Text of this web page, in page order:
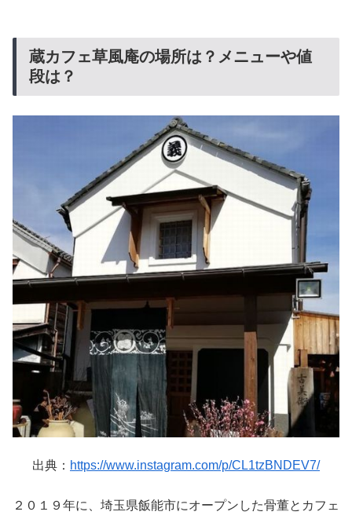
蔵カフェ草風庵の場所は？メニューや値
段は？
出典： https://www.instagram.com/p/CL1tzBNDEV7/
２０１９年に、埼玉県飯能市にオープンした骨董とカフェ